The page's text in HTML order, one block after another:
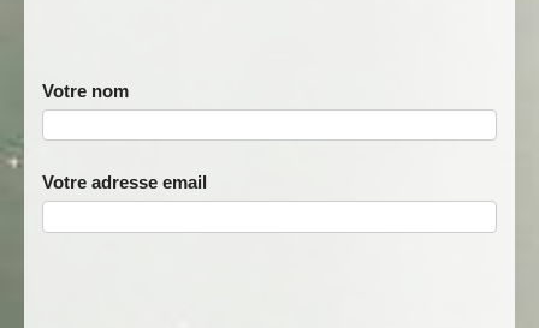
Votre nom
Votre adresse email